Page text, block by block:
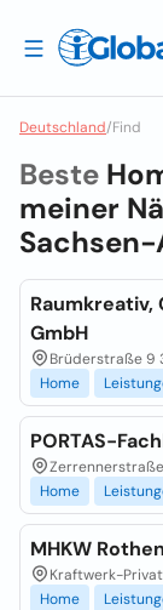
Deutschland/Find
Beste
meiner
Raumkreativ,
GmbH
Brüderstraße 9
Home
PORTAS-
Home
MHKW
Kraftwerk-
Home